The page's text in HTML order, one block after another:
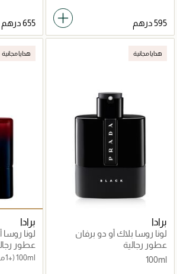
هدايا مجانية
برادا
لونا روسا بلاك أو دو برفان
100مل
عطور رجالية
100ml
هدايا مجانية
برادا
لونا
عطور
100ml (+1 مقاس)